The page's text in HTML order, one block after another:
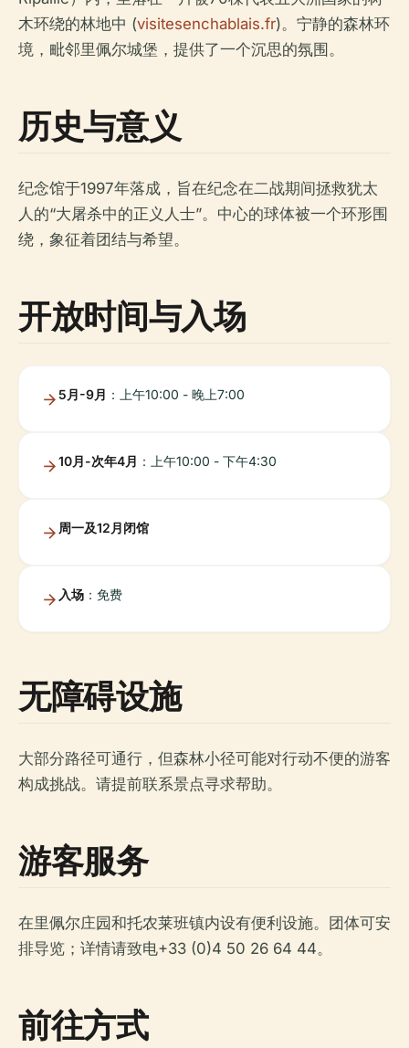
木环绕的林地中 (visitesenchablais.fr)。宁静的森林环
境，毗邻里佩尔城堡，提供了一个沉思的氛围。
历史与意义
纪念馆于1997年落成，旨在纪念在二战期间拯救犹太
人的“大屠杀中的正义人士”。中心的球体被一个环形围
绕，象征着团结与希望。
开放时间与入场
5月-9月 ：上午10:00 - 晚上7:00
10月-次年4月 ：上午10:00 - 下午4:30
周一及12月闭馆
入场 ：免费
无障碍设施
大部分路径可通行，但森林小径可能对行动不便的游客
构成挑战。请提前联系景点寻求帮助。
游客服务
在里佩尔庄园和托农莱班镇内设有便利设施。团体可安
排导览；详情请致电+33 (0)4 50 26 64 44。
前往方式